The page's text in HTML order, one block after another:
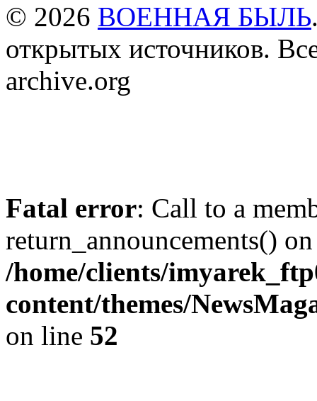
© 2026 ВОЕННАЯ БЫЛЬ
открытых источников.
archive.org
Fatal error: Call to a
return_announcements()
/home/clients/
content/themes/
on line 52